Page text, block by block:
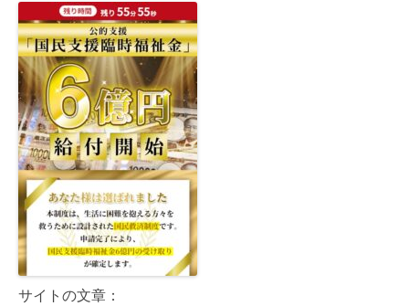
サイトの文章：